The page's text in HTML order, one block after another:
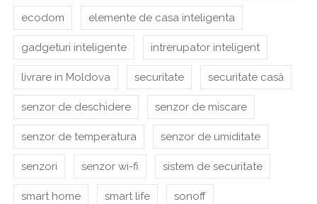
ecodom elemente de casa inteligenta
gadgeturi inteligente intrerupator inteligent
livrare in Moldova securitate securitate casă
senzor de deschidere senzor de miscare
senzor de temperatura senzor de umiditate
senzori senzor wi-fi sistem de securitate
smart home smart life sonoff